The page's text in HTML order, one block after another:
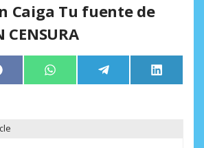
Caiga Tu fuente de
Compartir
en
Facebook Compartir
en
WhatsApp Compartir
en
Telegram
en
LinkedIn